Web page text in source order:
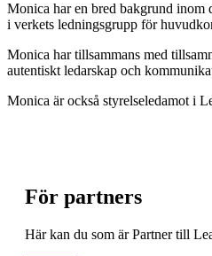
Monica har en bred bakgrund inom
i verkets ledningsgrupp för
Monica har tillsammans med
autentiskt ledarskap och
Monica är också styrelseledamot i
För partners
Här kan du som är Partner till